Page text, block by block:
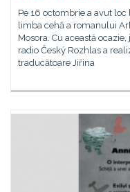
Pe 16 octombrie a avut loc
limba cehă a romanului
Mosora. Cu această
radio Český Rozhlas a
traducătoare Jiřina